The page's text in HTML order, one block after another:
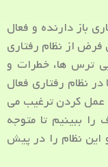
باز دارنده و فعال
از نظام رفتاری
ترس ها، خطرات و
نظام رفتاری فعال
عمل کردن ترغیب می
ببینیم تا متوجه
این نظام را در پیش